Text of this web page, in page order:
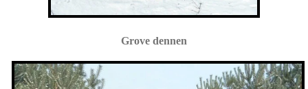
Grove dennen